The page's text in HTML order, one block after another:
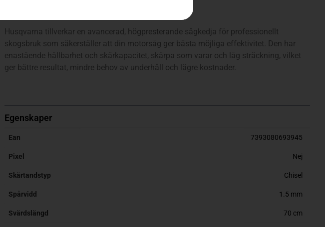
Husqvarna tillverkar en avancerad, högpresterande sågkedja för professionellt
skogsbruk som säkerställer att din motorsåg ger bästa möjliga effektivitet. Den har
enastående hållbarhet och skärkapacitet, skärpa som varar och låg sträckning, vilket
ger bättre resultat, mindre behov av underhåll och lägre kostnader.
Egenskaper
Ean 7393080693945
Pixel Nej
Skärtandstyp Chisel
Spårvidd 1.5 mm
Svärdslängd 70 cm